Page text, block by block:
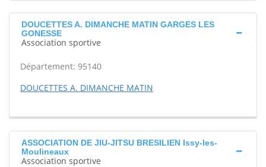
DOUCETTES A. DIMANCHE MATIN GARGES LES
GONESSE
Association sportive
Département: 95140
DOUCETTES A. DIMANCHE MATIN
ASSOCIATION DE JIU-JITSU BRESILIEN Issy-les-
Moulineaux
Association sportive